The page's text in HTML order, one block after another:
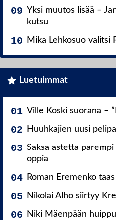
Yksi muutos lisää –
kutsu
Mika Lehkosuo valitsi
Luetuimmat
Ville Koski suorana –
Huuhkajien uusi
Saksa astetta
oppia
Roman Eremenko
Nikolai Alho siirtyy
Niki Mäenpään